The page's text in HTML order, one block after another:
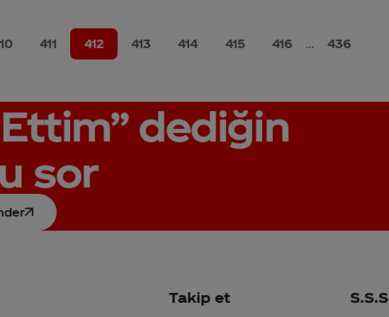
411 412 413 414 415 416 ... 436
dediğin
sor
Takip et S.S.S